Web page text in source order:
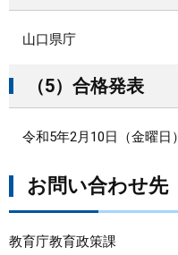
山口県庁
（5）合格発表
令和5年2月10日（金曜日）
お問い合わせ先
教育庁教育政策課